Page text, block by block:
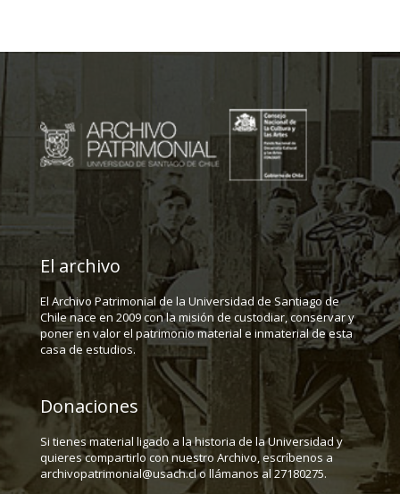
El archivo
El Archivo Patrimonial de la Universidad de Santiago de
Chile nace en 2009 con la misión de custodiar, conservar y
poner en valor el patrimonio material e inmaterial de esta
casa de estudios.
Donaciones
Si tienes material ligado a la historia de la Universidad y
quieres compartirlo con nuestro Archivo, escríbenos a
archivopatrimonial@usach.cl o llámanos al 27180275.